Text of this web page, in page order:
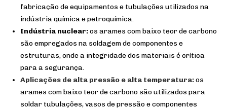
fabricação de equipamentos e tubulações utilizados na
indústria química e petroquímica.
Indústria nuclear:os arames com baixo teor de carbono
são empregados na soldagem de componentes e
estruturas, onde a integridade dos materiais é crítica
para a segurança.
Aplicações de alta pressão e alta temperatura:os
arames com baixo teor de carbono são utilizados para
soldar tubulações, vasos de pressão e componentes